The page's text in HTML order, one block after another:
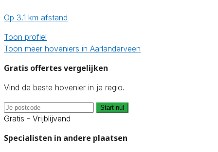
Op 3.1 km afstand
Toon profiel
Toon meer hoveniers in Aarlanderveen
Gratis offertes vergelijken
Vind de beste hovenier in je regio.
Start nu!
Gratis - Vrijblijvend
Specialisten in andere plaatsen